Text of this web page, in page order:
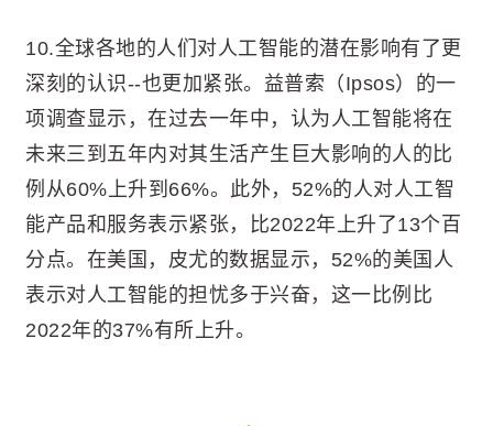
10.全球各地的人们对人工智能的潜在影响有了更
深刻的认识--也更加紧张。益普索（Ipsos）的一
项调查显示，在过去一年中，认为人工智能将在
未来三到五年内对其生活产生巨大影响的人的比
例从60%上升到66%。此外，52%的人对人工智
能产品和服务表示紧张，比2022年上升了13个百
分点。在美国，皮尤的数据显示，52%的美国人
表示对人工智能的担忧多于兴奋，这一比例比
2022年的37%有所上升。